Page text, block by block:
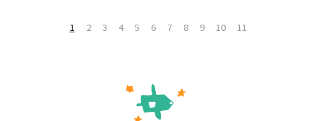
1 2 3 4 5 6 7 8 9 10 11